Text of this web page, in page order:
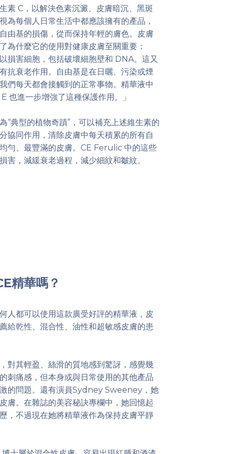
素 C，以解決色素沉澱、皮膚暗沉、黑斑
為每個人日常生活中都應該擁有的產品，
由基的損傷，從而保持年輕的膚色。皮膚
什麼它的使用對健康皮膚至關重要：
損害細胞，包括破壞細胞壁和 DNA。這又
抗衰老作用。自由基是在日曬、污染或煙
們每天都會接觸到的正常事物。精華液中
也進一步增強了這種保護作用。」
“典型的植物奇蹟”，可以補充上述維生素的
協同作用，清除皮膚中每天積累的所有自
勻、最豐滿的皮膚。CE Ferulic 中的這些
害，減緩衰老過程，減少細紋和皺紋。
精華嗎？
人都可以使用這款廣受好評的精華液，皮
給乾性、混合性、油性和超敏感皮膚的患
對其輕盈、絲滑的質地感到驚訝，感覺幾
刺痛感，但本身或與日常使用的其他產品
的問題。還有演員Sydney Sweeney，她
膚。在雜誌的美容秘訣專欄中，她回憶起
，不過現在她將精華液作為保持皮膚平靜